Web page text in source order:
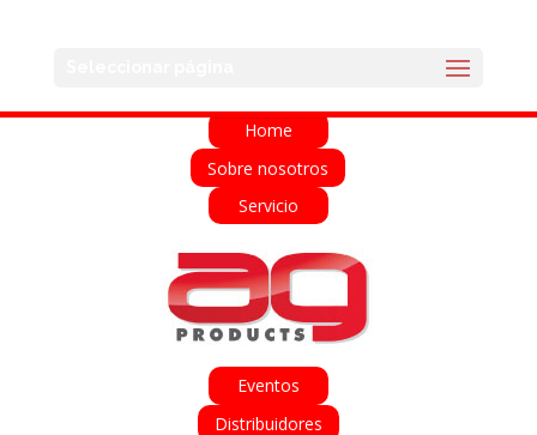
Home
Sobre nosotros
Servicio
Eventos
Distribuidores